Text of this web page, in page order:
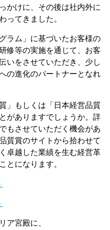
かけに、その後は社内外に
ってきました。
ラム」に基づいたお客様の
修等の実施を通じて、お客
いをさせていただき、少し
の進化のパートナーとなれ
」もしくは「日本経営品質
がありますでしょうか。詳
もさせていただく機会があ
質賞のサイトから拾わせて
卓越した業績を生む経営革
とになります。
ア宮殿に、